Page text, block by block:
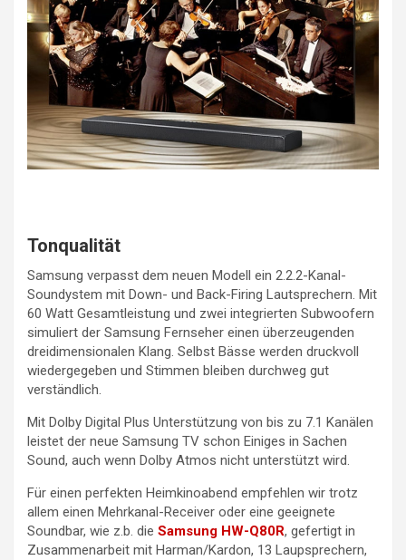
Tonqualität
Samsung verpasst dem neuen Modell ein 2.2.2-Kanal-
Soundystem mit Down- und Back-Firing Lautsprechern. Mit
60 Watt Gesamtleistung und zwei integrierten Subwoofern
simuliert der Samsung Fernseher einen überzeugenden
dreidimensionalen Klang. Selbst Bässe werden druckvoll
wiedergegeben und Stimmen bleiben durchweg gut
verständlich.
Mit Dolby Digital Plus Unterstützung von bis zu 7.1 Kanälen
leistet der neue Samsung TV schon Einiges in Sachen
Sound, auch wenn Dolby Atmos nicht unterstützt wird.
Für einen perfekten Heimkinoabend empfehlen wir trotz
allem einen Mehrkanal-Receiver oder eine geeignete
Soundbar, wie z.b. die Samsung HW-Q80R, gefertigt in
Zusammenarbeit mit Harman/Kardon, 13 Laupsprechern,